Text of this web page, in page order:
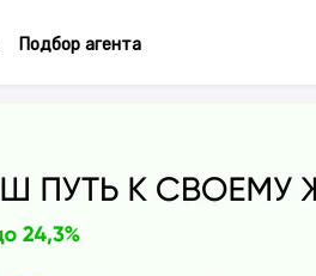
Подбор агента